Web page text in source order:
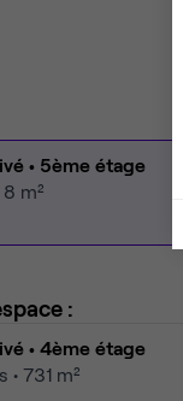
• 5ème étage
m²
:
• 4ème étage
• 731 m²